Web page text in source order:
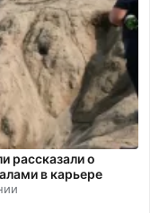
рассказали о
в карьере